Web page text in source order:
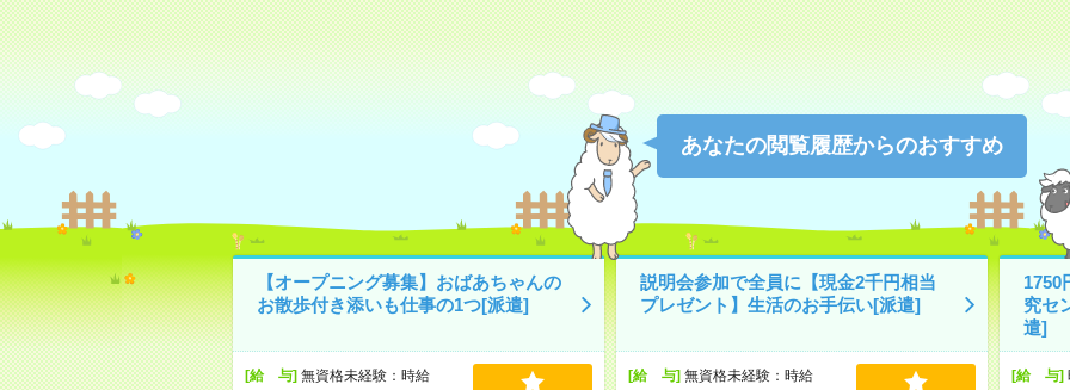
あなたの閲覧履歴からのおすすめ
【オープニング募集】おばあちゃんの
お散歩付き添いも仕事の1つ[派遣]
[給 与]無資格未経験：時給
説明会参加で全員に【現金2千円相当
プレゼント】生活のお手伝い[派遣]
[給 与]無資格未経験：時給
1750
究セ
遣]
[給 与]